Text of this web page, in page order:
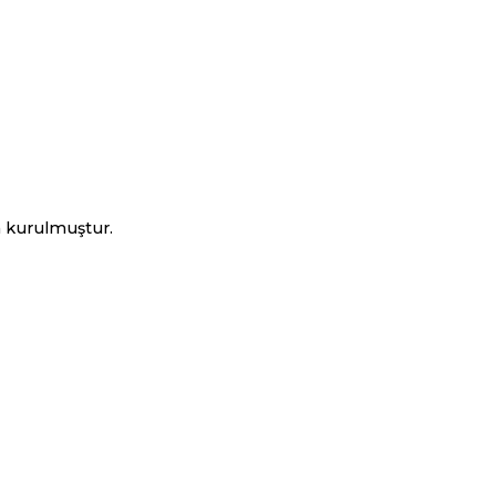
kurulmuştur.